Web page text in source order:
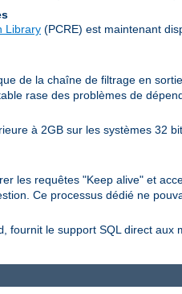
Library (PCRE) est maintenant
de la chaîne de filtrage en
rase des problèmes de
à 2GB sur les systèmes 32
les requêtes "Keep alive" et
Ce processus dédié ne
, fournit le support SQL direct